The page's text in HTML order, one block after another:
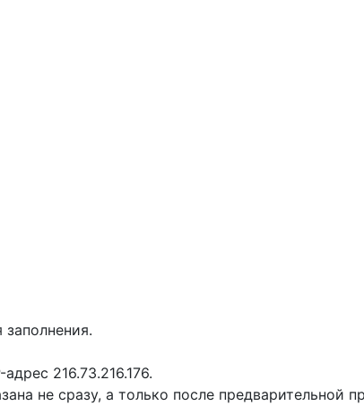
216.73.216.176.
не сразу, а только после предварительной